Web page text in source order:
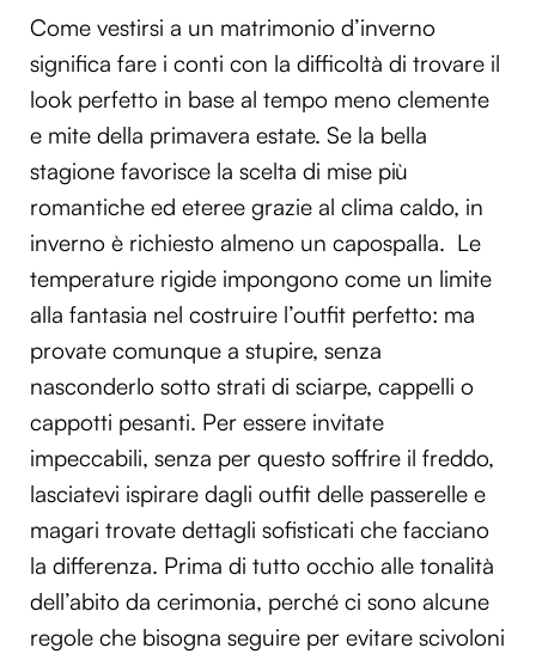
Come vestirsi a un matrimonio d’inverno
significa fare i conti con la difficoltà di trovare il
look perfetto in base al tempo meno clemente
e mite della primavera estate. Se la bella
stagione favorisce la scelta di mise più
romantiche ed eteree grazie al clima caldo, in
inverno è richiesto almeno un capospalla. Le
temperature rigide impongono come un limite
alla fantasia nel costruire l’outfit perfetto: ma
provate comunque a stupire, senza
nasconderlo sotto strati di sciarpe, cappelli o
cappotti pesanti. Per essere invitate
impeccabili, senza per questo soffrire il freddo,
lasciatevi ispirare dagli outfit delle passerelle e
magari trovate dettagli sofisticati che facciano
la differenza. Prima di tutto occhio alle tonalità
dell’abito da cerimonia, perché ci sono alcune
regole che bisogna seguire per evitare scivoloni